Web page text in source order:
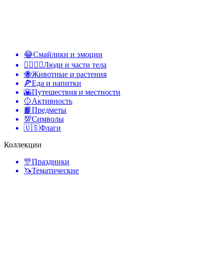
😂Смайлики и эмоции
👩‍❤️‍💋‍👨Люди и части тела
🐝Животные и растения
🍕Еда и напитки
🌇Путешествия и местности
🥎Активность
📙Предметы
💯Символы
🇺🇸Флаги
Коллекции
🎊Праздники
🦄Тематические